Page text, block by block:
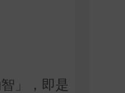
」，即是